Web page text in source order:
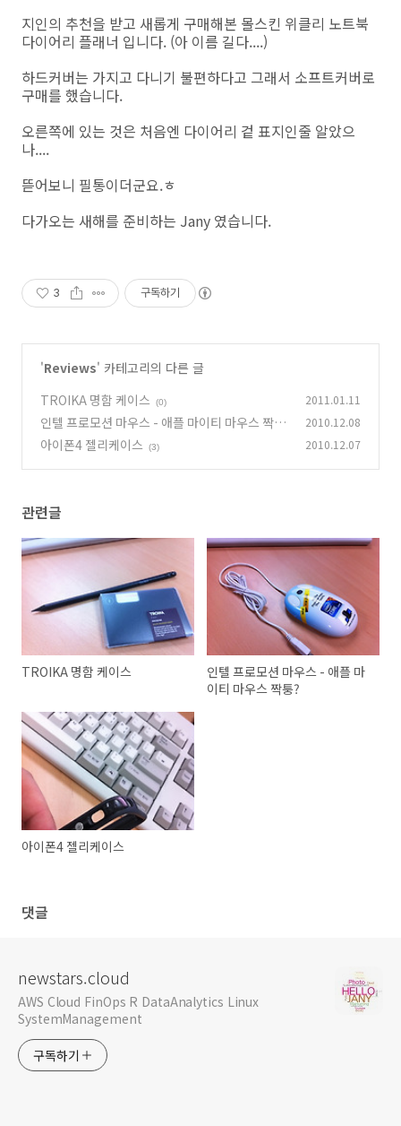
지인의 추천을 받고 새롭게 구매해본 몰스킨 위클리 노트북
다이어리 플래너 입니다. (아 이름 길다....)
하드커버는 가지고 다니기 불편하다고 그래서 소프트커버로
구매를 했습니다.
오른쪽에 있는 것은 처음엔 다이어리 겉 표지인줄 알았으
나....
뜯어보니 필통이더군요.ㅎ
다가오는 새해를 준비하는 Jany 였습니다.
3 구독하기
'Reviews' 카테고리의 다른 글
TROIKA 명함 케이스
(0) 2011.01.11
인텔 프로모션 마우스 - 애플 마이티 마우스 짝
퉁?
(1)
2010.12.08
아이폰4 젤리케이스 (3) 2010.12.07
관련글
TROIKA 명함 케이스
인텔 프로모션 마우스 - 애플 마
이티 마우스 짝퉁?
아이폰4 젤리케이스
댓글
newstars.cloud
AWS Cloud FinOps R DataAnalytics Linux
SystemManagement
구독하기